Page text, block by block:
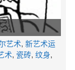
艺术, 新艺术运
术, 瓷砖, 纹身,